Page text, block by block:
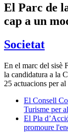
El Parc de
cap a un
Societat
En el marc del sisè
la candidatura a la
25 actuacions per
El Consell
Turisme per
El Pla
promoure